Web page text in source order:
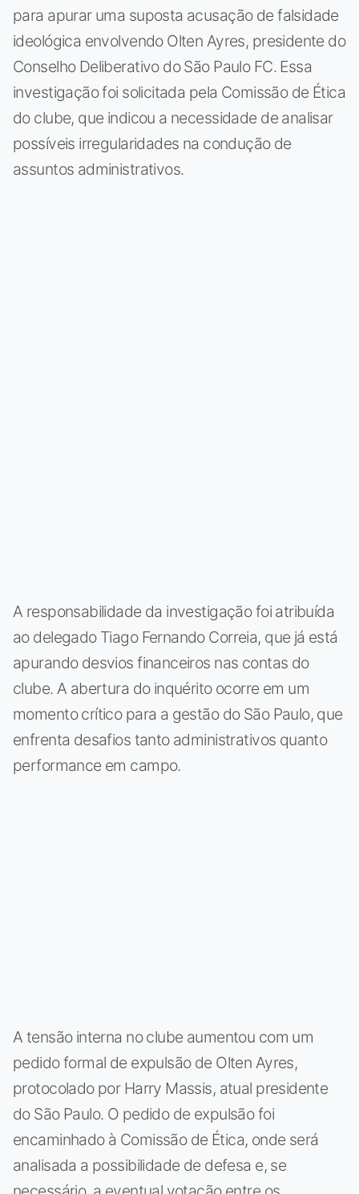
para apurar uma suposta acusação de falsidade
ideológica envolvendo Olten Ayres, presidente do
Conselho Deliberativo do São Paulo FC. Essa
investigação foi solicitada pela Comissão de Ética
do clube, que indicou a necessidade de analisar
possíveis irregularidades na condução de
assuntos administrativos.
A responsabilidade da investigação foi atribuída
ao delegado Tiago Fernando Correia, que já está
apurando desvios financeiros nas contas do
clube. A abertura do inquérito ocorre em um
momento crítico para a gestão do São Paulo, que
enfrenta desafios tanto administrativos quanto
performance em campo.
A tensão interna no clube aumentou com um
pedido formal de expulsão de Olten Ayres,
protocolado por Harry Massis, atual presidente
do São Paulo. O pedido de expulsão foi
encaminhado à Comissão de Ética, onde será
analisada a possibilidade de defesa e, se